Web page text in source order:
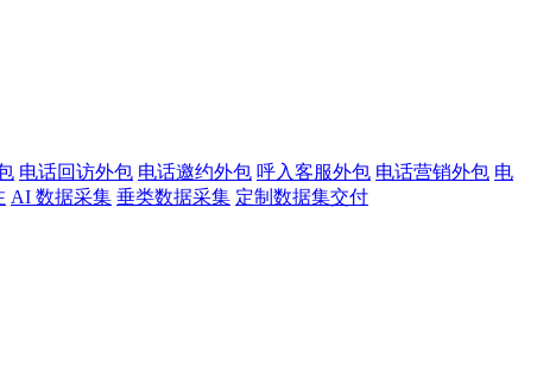
电话回访外包 电话邀约外包 呼入客服外包 电话营销外包 电
AI 数据采集 垂类数据采集 定制数据集交付